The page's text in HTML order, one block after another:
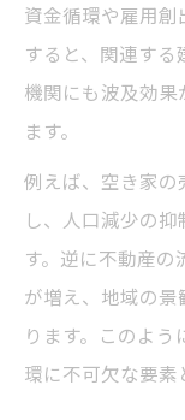
産業構
実践的フレ
不動産
資産活
不動産
資産活
今治市や宇
資金循環や雇用
すると、関連す
機関にも波及効
ます。
例えば、空き家の
し、人口減少の
す。逆に不動産
が増え、地域の
ります。このよ
環に不可欠な要素